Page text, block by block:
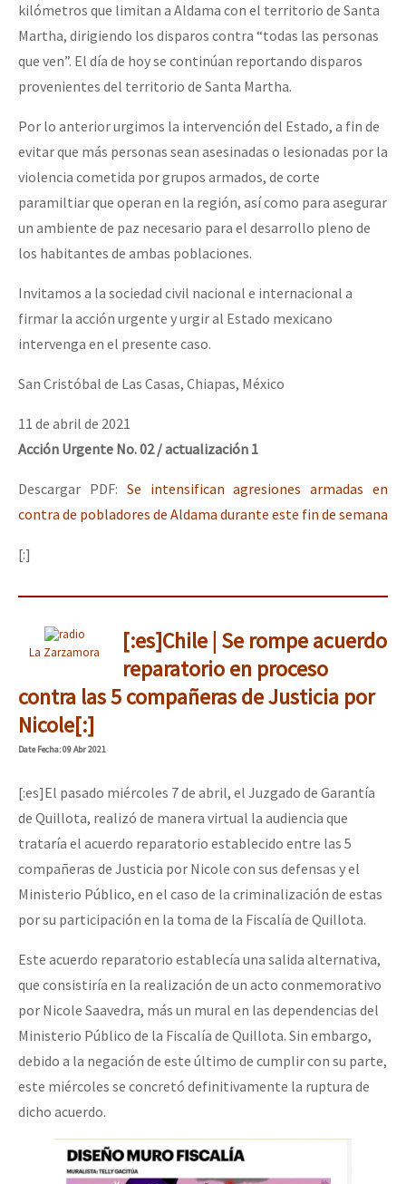
kilómetros que limitan a Aldama con el territorio de Santa
Martha, dirigiendo los disparos contra “todas las personas
que ven”. El día de hoy se continúan reportando disparos
provenientes del territorio de Santa Martha.
Por lo anterior urgimos la intervención del Estado, a fin de
evitar que más personas sean asesinadas o lesionadas por la
violencia cometida por grupos armados, de corte
paramiltiar que operan en la región, así como para asegurar
un ambiente de paz necesario para el desarrollo pleno de
los habitantes de ambas poblaciones.
Invitamos a la sociedad civil nacional e internacional a
firmar la acción urgente y urgir al Estado mexicano
intervenga en el presente caso.
San Cristóbal de Las Casas, Chiapas, México
11 de abril de 2021
Acción Urgente No. 02 / actualización 1
Descargar PDF: Se intensifican agresiones armadas en
contra de pobladores de Aldama durante este fin de semana
[:]
La Zarzamora
[:es]Chile | Se rompe acuerdo
reparatorio en proceso
contra las 5 compañeras de Justicia por
Nicole[:]
DateFecha: 09 Abr 2021
[:es]El pasado miércoles 7 de abril, el Juzgado de Garantía
de Quillota, realizó de manera virtual la audiencia que
trataría el acuerdo reparatorio establecido entre las 5
compañeras de Justicia por Nicole con sus defensas y el
Ministerio Público, en el caso de la criminalización de estas
por su participación en la toma de la Fiscalía de Quillota.
Este acuerdo reparatorio establecía una salida alternativa,
que consistiría en la realización de un acto conmemorativo
por Nicole Saavedra, más un mural en las dependencias del
Ministerio Público de la Fiscalía de Quillota. Sin embargo,
debido a la negación de este último de cumplir con su parte,
este miércoles se concretó definitivamente la ruptura de
dicho acuerdo.